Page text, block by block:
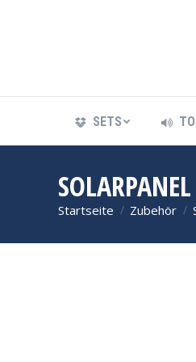
SETS
Sie befinden sich hier:
Startseite Zubehör